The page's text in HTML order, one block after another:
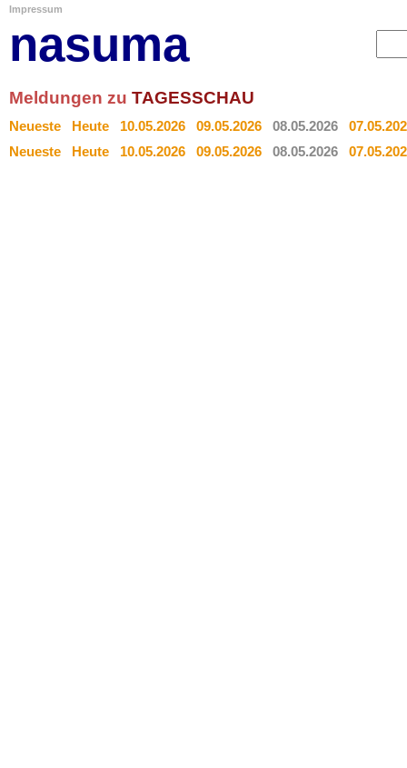
Impressum
nasuma
Meldungen zu TAGESSCHAU
Neueste Heute 10.05.2026 09.05.2026 08.05.2026
Neueste
Heute 10.05.2026 09.05.2026 08.05.2026